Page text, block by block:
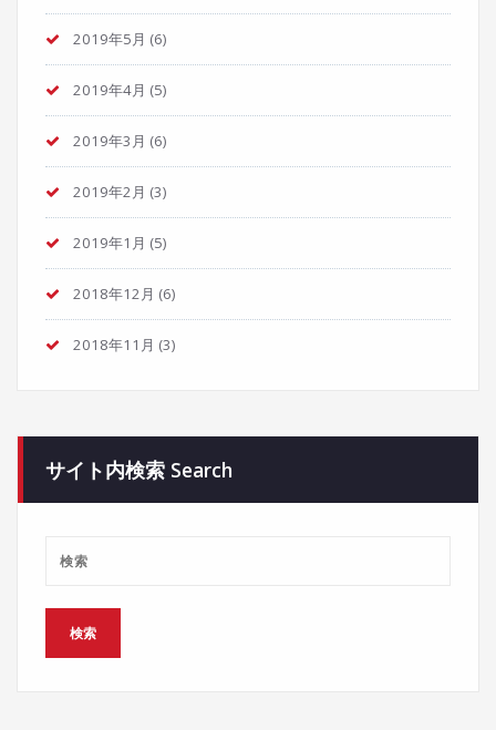
2019年5月 (6)
2019年4月 (5)
2019年3月 (6)
2019年2月 (3)
2019年1月 (5)
2018年12月 (6)
2018年11月 (3)
サイト内検索 Search